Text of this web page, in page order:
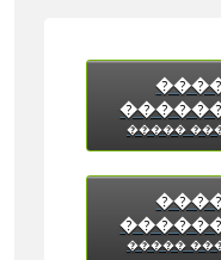
�����
�����